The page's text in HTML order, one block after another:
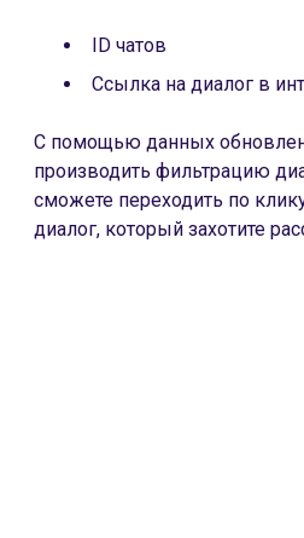
ID чатов
Ссылка на диалог в
С помощью данных
производить фильтрацию
сможете переходить по
диалог, который захотите